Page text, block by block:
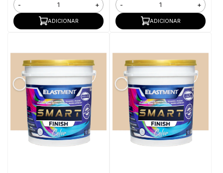
- +
ADICIONAR
- +
ADICIONAR